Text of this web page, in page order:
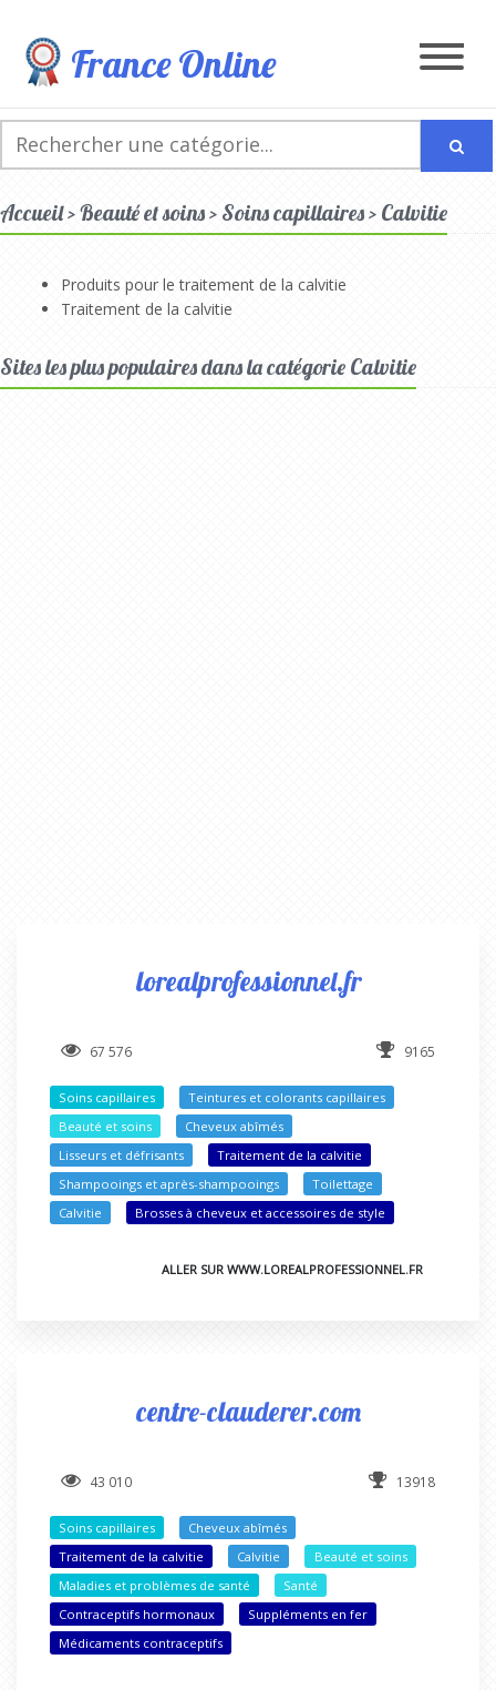
France Online
Accueil > Beauté et soins > Soins capillaires > Calvitie
Produits pour le traitement de la calvitie
Traitement de la calvitie
Sites les plus populaires dans la catégorie Calvitie
lorealprofessionnel.fr
67 576 9165
Soins capillaires
Teintures et colorants capillaires
Beauté et soins
Cheveux abîmés
Lisseurs et défrisants
Traitement de la calvitie
Shampooings et après-shampooings
Toilettage
Calvitie
Brosses à cheveux et accessoires de style
ALLER SUR WWW.LOREALPROFESSIONNEL.FR
centre-clauderer.com
43 010 13918
Soins capillaires
Cheveux abîmés
Traitement de la calvitie
Calvitie
Beauté et soins
Maladies et problèmes de santé
Santé
Contraceptifs hormonaux
Suppléments en fer
Médicaments contraceptifs